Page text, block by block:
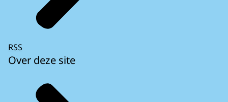
RSS
Over deze site